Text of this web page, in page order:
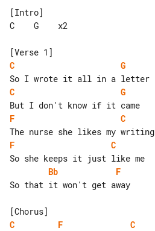
[Intro]
C    G    x2
C
G
C
G
F
C
F
C
Bb
F
So that it won't get away
C
F
C